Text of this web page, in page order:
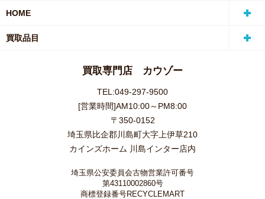
HOME
買取品目
買取専門店 カウゾー
TEL:049-297-9500
[営業時間]AM10:00～PM8:00
〒350-0152
埼玉県比企郡川島町大字上伊草210
カインズホーム 川島インター店内
埼玉県公安委員会古物営業許可番号
第43110002860号
商標登録番号RECYCLEMART